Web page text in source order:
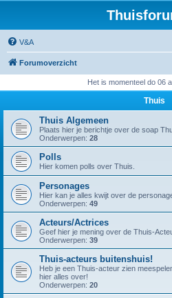
V&A
Forumoverzicht
Het is momenteel do 06
Thuis
Thuis Algemeen
Plaats hier je berichtje over de soap
Onderwerpen: 28
Polls
Hier komen polls over Thuis.
Personages
Hier kan je alles kwijt over de
Onderwerpen: 49
Acteurs/Actrices
Geef hier je mening over de Thuis-
Onderwerpen: 39
Thuis-acteurs buitenshuis!
Heb je een Thuis-acteur zien
hier alles over!
Onderwerpen: 20